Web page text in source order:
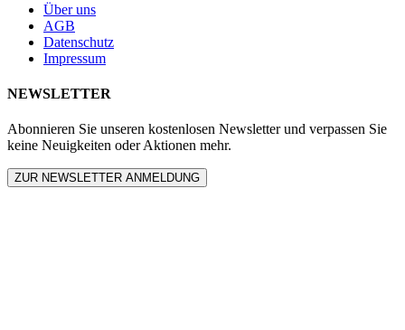
Über uns
AGB
Datenschutz
Impressum
NEWSLETTER
Abonnieren Sie unseren kostenlosen Newsletter und verpassen Sie
keine Neuigkeiten oder Aktionen mehr.
ZUR NEWSLETTER ANMELDUNG